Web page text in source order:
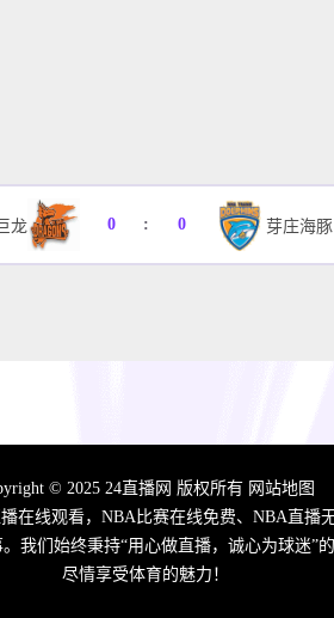
龙 0 : 0 芽庄海豚
© 2025 24直播网 版权所有 网站地图
在线观看，NBA比赛在线免费、NBA直
我们始终秉持“用心做直播，诚心为球迷”
尽情享受体育的魅力！